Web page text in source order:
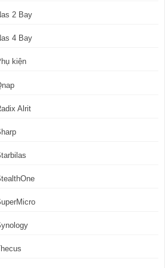
2 Bay
4 Bay
kiện
Alrit